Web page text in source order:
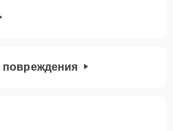
повреждения